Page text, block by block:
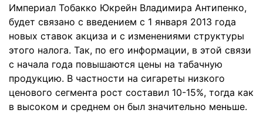
Империал Тобакко Юкрейн Владимира Антипенко,
будет связано с введением с 1 января 2013 года
новых ставок акциза и с изменениями структуры
этого налога. Так, по его информации, в этой связи
с начала года повышаются цены на табачную
продукцию. В частности на сигареты низкого
ценового сегмента рост составил 10-15%, тогда как
в высоком и среднем он был значительно меньше.